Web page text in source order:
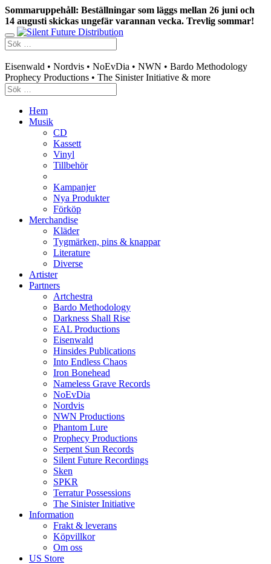
Sommaruppehåll: Beställningar som läggs mellan 26 juni och
14 augusti skickas ungefär varannan vecka. Trevlig sommar!
Eisenwald • Nordvis • NoEvDia • NWN • Bardo Methodology
Prophecy Productions • The Sinister Initiative & more
Hem
Musik
CD
Kassett
Vinyl
Tillbehör
Kampanjer
Nya Produkter
Förköp
Merchandise
Kläder
Tygmärken, pins & knappar
Literature
Diverse
Artister
Partners
Artchestra
Bardo Methodology
Darkness Shall Rise
EAL Productions
Eisenwald
Hinsides Publications
Into Endless Chaos
Iron Bonehead
Nameless Grave Records
NoEvDia
Nordvis
NWN Productions
Phantom Lure
Prophecy Productions
Serpent Sun Records
Silent Future Recordings
Sken
SPKR
Terratur Possessions
The Sinister Initiative
Information
Frakt & leverans
Köpvillkor
Om oss
US Store